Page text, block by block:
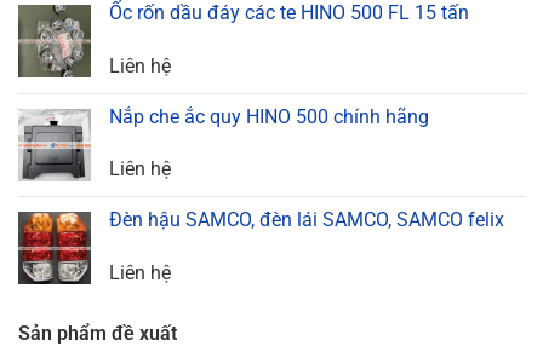
Ốc rốn dầu đáy các te HINO 500 FL 15 tấn
Liên hệ
Nắp che ắc quy HINO 500 chính hãng
Liên hệ
Đèn hậu SAMCO, đèn lái SAMCO, SAMCO felix
Liên hệ
Sản phẩm đề xuất